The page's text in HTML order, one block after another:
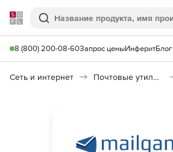
Softline
Поиск
8 (800) 200-08-60Запрос ценыИнферитБлог
Сеть и интернет Почтовые утилиты